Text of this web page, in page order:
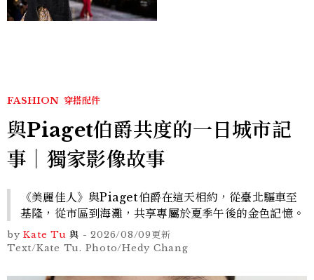
FASHION 穿搭配件
與Piaget伯爵共度的一日城市記
事｜獨家影像故事
《美麗佳人》與Piaget伯爵在這天相約，從臺北驅車至
基隆，從市區到海灘，共享專屬於夏季午後的金色記憶。
by Kate Tu 與 -2026/08/09更新
Text/Kate Tu. Photo/Hedy Chang